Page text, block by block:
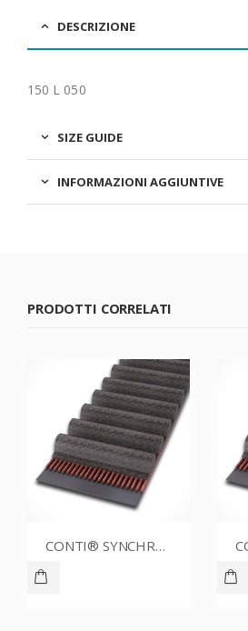
DESCRIZIONE
150 L 050
SIZE GUIDE
INFORMAZIONI AGGIUNTIVE
PRODOTTI CORRELATI
CONTI® SYNCHROBELT 54XL-400 CUSTOM